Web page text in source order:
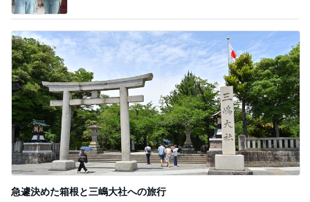
急遽決めた箱根と三嶋大社への旅行